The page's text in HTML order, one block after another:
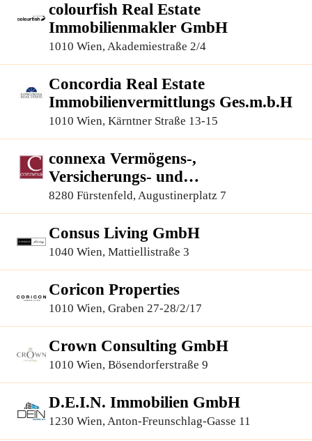
colourfish Real Estate
Immobilienmakler GmbH
1010 Wien, Akademiestraße 2/4
Concordia Real Estate
Immobilienvermittlungs Ges.m.b.H
1010 Wien, Kärntner Straße 13-15
connexa Vermögens-,
Versicherungs- und
Finanzierungsberatung GmbH
8280 Fürstenfeld, Augustinerplatz 7
Consus Living GmbH
1040 Wien, Mattiellistraße 3
Coricon Properties
1010 Wien, Graben 27-28/2/17
Crown Consulting GmbH
1010 Wien, Bösendorferstraße 9
D.E.I.N. Immobilien GmbH
1230 Wien, Anton-Freunschlag-Gasse 11